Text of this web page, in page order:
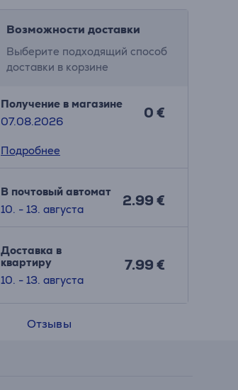
Возможности доставки
Выберите подходящий способ
доставки в корзине
Получение в магазине
07.08.2026
0 €
Подробнее
В почтовый автомат
10. - 13. августа
2.99 €
Доставка в
квартиру
10. - 13. августа
7.99 €
Отзывы